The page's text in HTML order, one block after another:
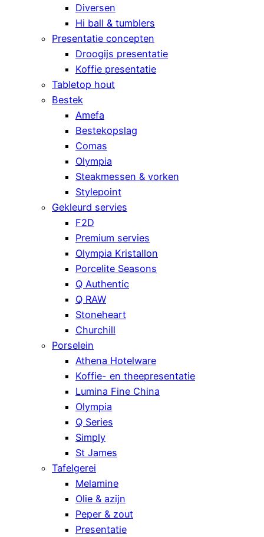
Diversen
Hi ball & tumblers
Presentatie concepten
Droogijs presentatie
Koffie presentatie
Tabletop hout
Bestek
Amefa
Bestekopslag
Comas
Olympia
Steakmessen & vorken
Stylepoint
Gekleurd servies
F2D
Premium servies
Olympia Kristallon
Porcelite Seasons
Q Authentic
Q RAW
Stoneheart
Churchill
Porselein
Athena Hotelware
Koffie- en theepresentatie
Lumina Fine China
Olympia
Q Series
Simply
St James
Tafelgerei
Melamine
Olie & azijn
Peper & zout
Presentatie